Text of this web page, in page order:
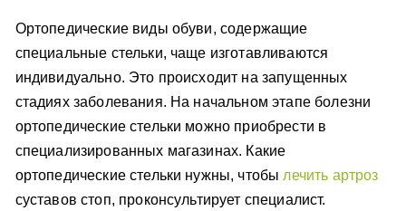
Ортопедические виды обуви, содержащие
специальные стельки, чаще изготавливаются
индивидуально. Это происходит на запущенных
стадиях заболевания. На начальном этапе болезни
ортопедические стельки можно приобрести в
специализированных магазинах. Какие
ортопедические стельки нужны, чтобы лечить артроз
суставов стоп, проконсультирует специалист.